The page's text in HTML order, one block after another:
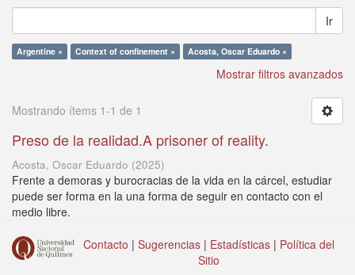
Ir
Argentine × Context of confinement × Acosta, Oscar Eduardo ×
Mostrar filtros avanzados
Mostrando ítems 1-1 de 1
Preso de la realidad.A prisoner of reality.
Acosta, Oscar Eduardo (2025)
Frente a demoras y burocracias de la vida en la cárcel, estudiar
puede ser forma en la una forma de seguir en contacto con el
medio libre.
Contacto | Sugerencias | Estadísticas | Política del
Sitio